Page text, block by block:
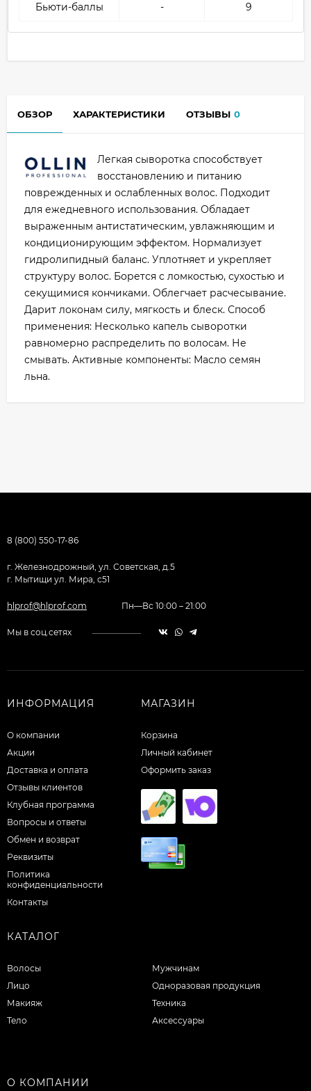
Бьюти-баллы - 9
ОБЗОР ХАРАКТЕРИСТИКИ ОТЗЫВЫ 0
Легкая сыворотка способствует
восстановлению и питанию
поврежденных и ослабленных волос. Подходит
для ежедневного использования. Обладает
выраженным антистатическим, увлажняющим и
кондиционирующим эффектом. Нормализует
гидролипидный баланс. Уплотняет и укрепляет
структуру волос. Борется с ломкостью, сухостью и
секущимися кончиками. Облегчает расчесывание.
Дарит локонам силу, мягкость и блеск. Способ
применения: Несколько капель сыворотки
равномерно распределить по волосам. Не
смывать. Активные компоненты: Масло семян
льна.
8 (800) 550-17-86
г. Железнодрожный, ул. Советская, д.5
г. Мытищи ул. Мира, с51
hlprof@hlprof.com Пн—Вс 10:00 – 21:00
Мы в соц.сетях
ИНФОРМАЦИЯ
О компании
Акции
Доставка и оплата
Отзывы клиентов
Клубная программа
Вопросы и ответы
Обмен и возврат
Реквизиты
Политика
конфиденциальности
Контакты
МАГАЗИН
Корзина
Личный кабинет
Оформить заказ
КАТАЛОГ
Волосы
Лицо
Макияж
Тело
Мужчинам
Одноразовая продукция
Техника
Аксессуары
О КОМПАНИИ